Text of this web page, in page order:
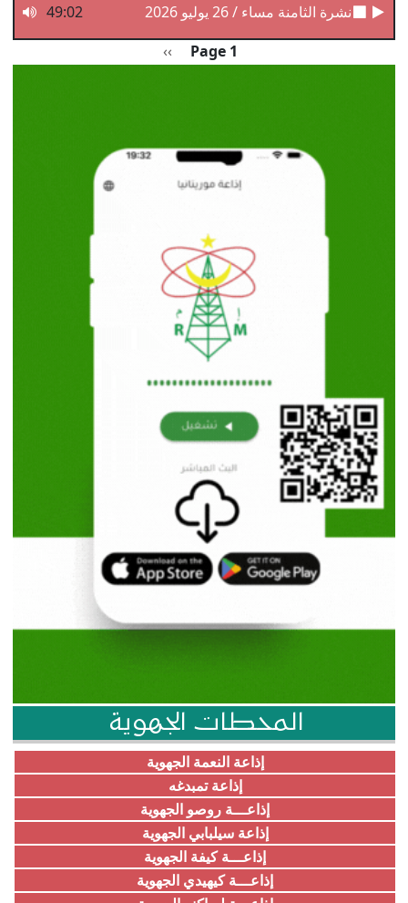
نشرة الثامنة مساء / 26 يوليو 2026
49:02
Page 1 الصفحة التالية
››
المحطات الجهوية
إذاعة النعمة الجهوية
إذاعة تمبدغه
إذاعـــة روصو الجهوية
إذاعة سيلبابي الجهوية
إذاعـــة كيفة الجهوية
إذاعـــة كيهيدي الجهوية